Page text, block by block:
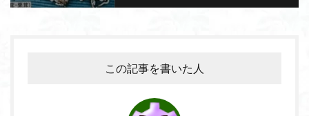
この記事を書いた人